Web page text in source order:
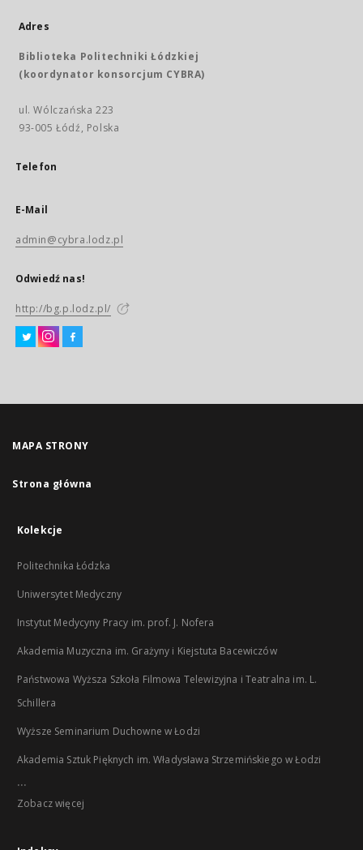
Adres
Biblioteka Politechniki Łódzkiej
(koordynator konsorcjum CYBRA)
ul. Wólczańska 223
93-005 Łódź, Polska
Telefon
E-Mail
admin@cybra.lodz.pl
Odwiedź nas!
http://bg.p.lodz.pl/
MAPA STRONY
Strona główna
Kolekcje
Politechnika Łódzka
Uniwersytet Medyczny
Instytut Medycyny Pracy im. prof. J. Nofera
Akademia Muzyczna im. Grażyny i Kiejstuta Bacewiczów
Państwowa Wyższa Szkoła Filmowa Telewizyjna i Teatralna im. L.
Schillera
Wyższe Seminarium Duchowne w Łodzi
Akademia Sztuk Pięknych im. Władysława Strzemińskiego w Łodzi
...
Zobacz więcej